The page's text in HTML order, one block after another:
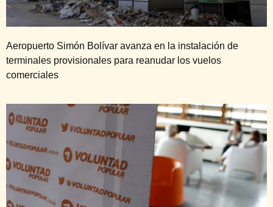
Aeropuerto Simón Bolívar avanza en la instalación de
terminales provisionales para reanudar los vuelos
comerciales